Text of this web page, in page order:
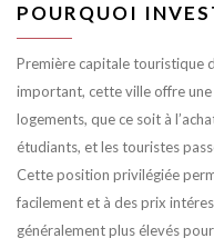
POURQUOI
Première capitale touristique
important, cette ville offre
logements, que ce soit à
étudiants, et les touristes
Cette position privilégiée
facilement et à des prix
généralement plus élevés